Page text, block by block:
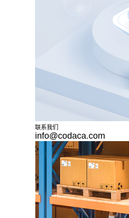
联系我们
info@codaca.com